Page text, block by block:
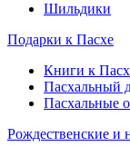
Шильдики
Подарки к Пасхе
Книги к
Пасхальный
Пасхальные
Рождественские и